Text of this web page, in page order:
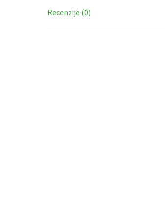
Recenzije (0)